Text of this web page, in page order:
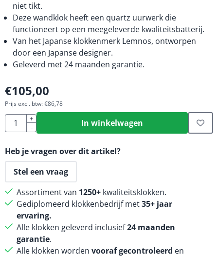
niet tikt.
Deze wandklok heeft een quartz uurwerk die
functioneert op een meegeleverde kwaliteitsbatterij.
Van het Japanse klokkenmerk Lemnos, ontworpen
door een Japanse designer.
Geleverd met 24 maanden garantie.
€105,00
Prijs excl. btw:€86,78
Aantal
+
-
In winkelwagen
Heb je vragen over dit artikel?
Stel een vraag
Assortiment van 1250+ kwaliteitsklokken.
Gediplomeerd klokkenbedrijf met35+ jaar
ervaring.
Alle klokken geleverd inclusief24 maanden
garantie.
Alle klokken worden vooraf gecontroleerd en